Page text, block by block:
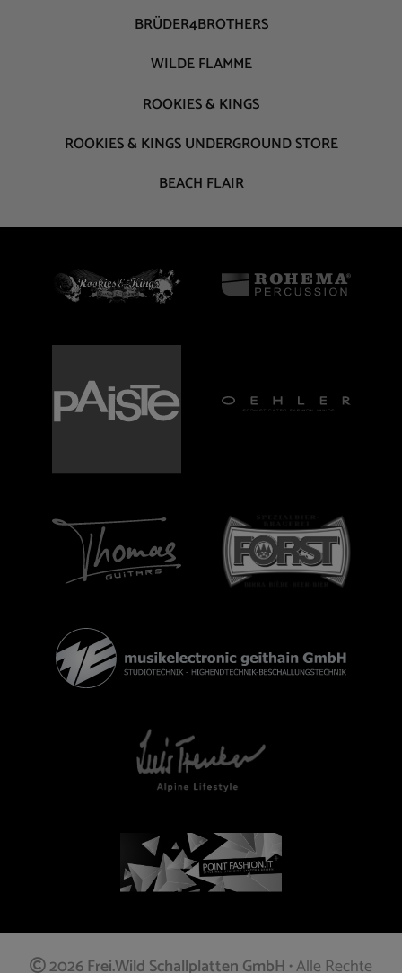
BRÜDER4BROTHERS
WILDE FLAMME
ROOKIES & KINGS
ROOKIES & KINGS UNDERGROUND STORE
BEACH FLAIR
2026 Frei.Wild Schallplatten GmbH • Alle Rechte